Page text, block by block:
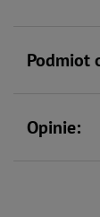
Podmiot
Opinie: